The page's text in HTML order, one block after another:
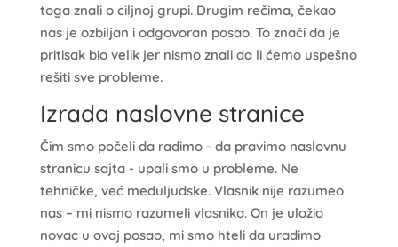
toga znali o ciljnoj grupi. Drugim rečima, čekao
nas je ozbiljan i odgovoran posao. To znači da je
pritisak bio velik jer nismo znali da li ćemo uspešno
rešiti sve probleme.
Izrada naslovne stranice
Čim smo počeli da radimo - da pravimo naslovnu
stranicu sajta - upali smo u probleme. Ne
tehničke, već međuljudske. Vlasnik nije razumeo
nas – mi nismo razumeli vlasnika. On je uložio
novac u ovaj posao, mi smo hteli da uradimo